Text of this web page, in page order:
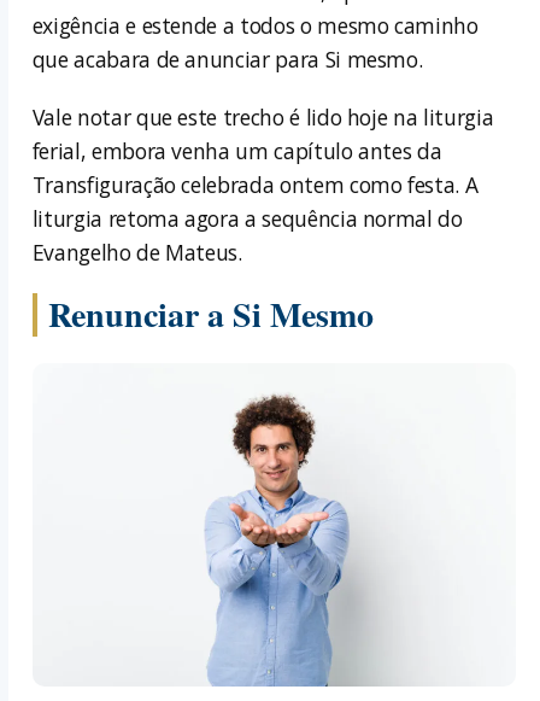
exigência e estende a todos o mesmo caminho
que acabara de anunciar para Si mesmo.
Vale notar que este trecho é lido hoje na liturgia
ferial, embora venha um capítulo antes da
Transfiguração celebrada ontem como festa. A
liturgia retoma agora a sequência normal do
Evangelho de Mateus.
Renunciar a Si Mesmo